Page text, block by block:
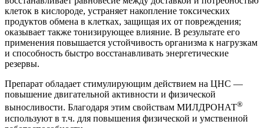
клеток в кислороде, устраняет накопление токсических
продуктов обмена в клетках, защищая их от повреждения;
оказывает также тонизирующее влияние. В результате его
применения повышается устойчивость организма к нагрузкам
и способность быстро восстанавливать энергетические
резервы.
Препарат обладает стимулирующим действием на ЦНС —
повышение двигательной активности и физической
выносливости. Благодаря этим свойствам МИЛДРОНАТ®
используют в т.ч. для повышения физической и умственной